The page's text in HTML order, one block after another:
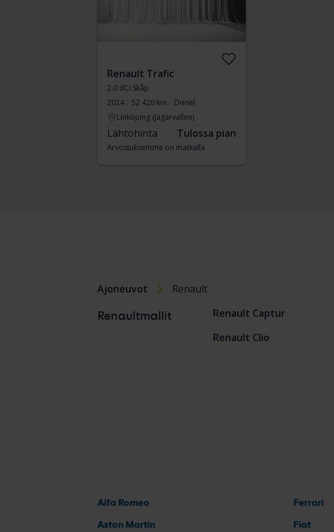
Renault Trafic
2.0 dCi Skåp
2024
52 420 km
Diesel
Linköping (Jägarvallen)
Lähtöhinta Tulossa pian
Arvostuksemme on matkalla
Ajoneuvot Renault
Renaultmallit
Renault Captur
Renault Clio
Alfa Romeo
Aston Martin
Ferrari
Fiat